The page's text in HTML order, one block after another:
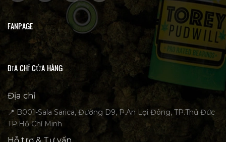
FANPAGE
ĐỊA CHỈ CỬA HÀNG
Địa chỉ
📍 B001-Sala Sarica, Đường D9, P.An Lợi Đông, TP.Thủ Đức
TP.Hồ Chí Minh